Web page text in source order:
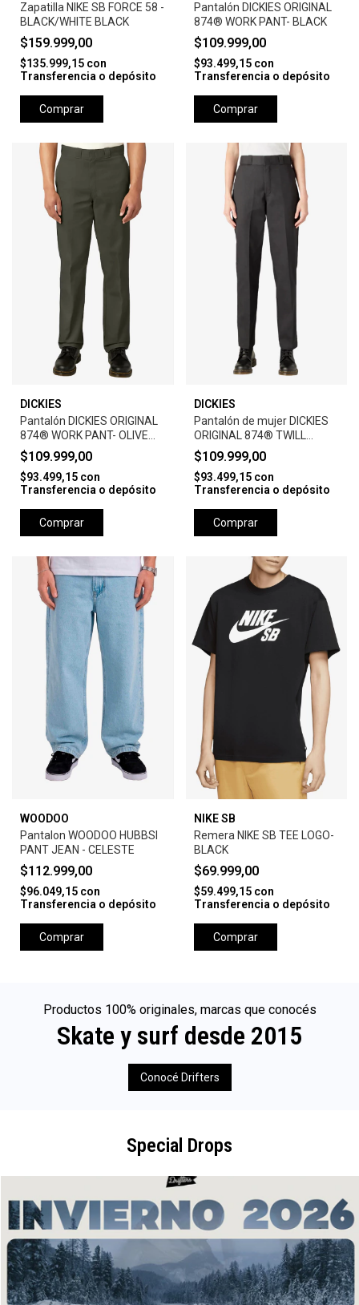
Zapatilla NIKE SB FORCE 58 -
BLACK/WHITE BLACK
$159.999,00
$135.999,15 con
Transferencia o depósito
Comprar
Pantalón DICKIES ORIGINAL
874® WORK PANT- BLACK
$109.999,00
$93.499,15 con
Transferencia o depósito
Comprar
DICKIES
Pantalón DICKIES ORIGINAL
874® WORK PANT- OLIVE
GREEN
$109.999,00
$93.499,15 con
Transferencia o depósito
Comprar
DICKIES
Pantalón de mujer DICKIES
ORIGINAL 874® TWILL
PANT- SLATE
$109.999,00
$93.499,15 con
Transferencia o depósito
Comprar
WOODOO
Pantalon WOODOO HUBBSI
PANT JEAN - CELESTE
$112.999,00
$96.049,15 con
Transferencia o depósito
Comprar
NIKE SB
Remera NIKE SB TEE LOGO-
BLACK
$69.999,00
$59.499,15 con
Transferencia o depósito
Comprar
Productos 100% originales, marcas que conocés
Skate y surf desde 2015
Conocé Drifters
Special Drops